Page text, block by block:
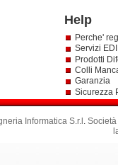
Help
Perche'
Servizi
Prodotti
Colli
Garanzia
Sicurezza
Informatica S.r.l .